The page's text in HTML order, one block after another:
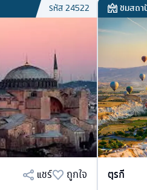
รหัส24522
แชร์
ถูกใจ
ชมสถ
ตุรกี